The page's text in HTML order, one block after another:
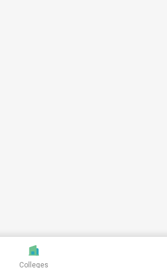
Colleges